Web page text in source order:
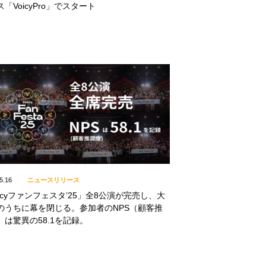
「VoicyPro」でスタート
ニュースリリース
ファンフェスタ’25」全8公演が完売し、大
うちに幕を閉じる。参加者のNPS（顧客推
は驚異の58.1を記録。